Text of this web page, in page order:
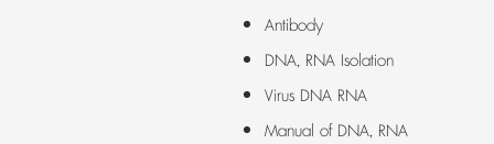
Antibody
DNA, RNA Isolation
Virus DNA RNA
Manual of DNA, RNA